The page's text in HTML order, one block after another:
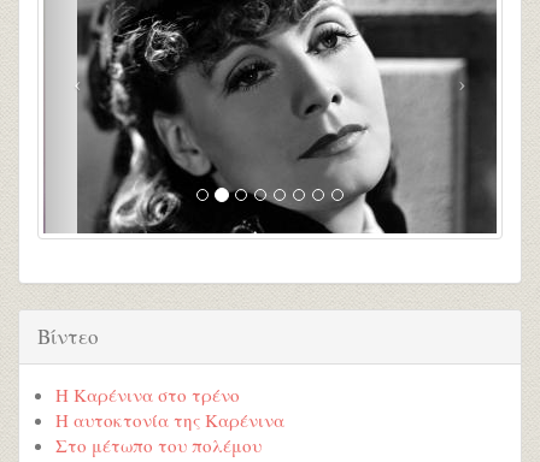
Βίντεο
Η Καρένινα στο τρένο
Η αυτοκτονία της Καρένινα
Στο μέτωπο του πολέμου